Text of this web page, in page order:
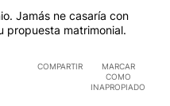
Jamás ne casaría con
propuesta matrimonial.
COMPARTIR
MARCAR
COMO
INAPROPIADO